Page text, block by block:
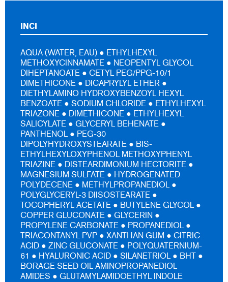
INCI
AQUA (WATER, EAU) ● ETHYLHEXYL
METHOXYCINNAMATE ● NEOPENTYL GLYCOL
DIHEPTANOATE ● CETYL PEG/PPG-10/1
DIMETHICONE ● DICAPRYLYL ETHER ●
DIETHYLAMINO HYDROXYBENZOYL HEXYL
BENZOATE ● SODIUM CHLORIDE ● ETHYLHEXYL
TRIAZONE ● DIMETHICONE ● ETHYLHEXYL
SALICYLATE ● GLYCERYL BEHENATE ●
PANTHENOL ● PEG-30
DIPOLYHYDROXYSTEARATE ● BIS-
ETHYLHEXYLOXYPHENOL METHOXYPHENYL
TRIAZINE ● DISTEARDIMONIUM HECTORITE ●
MAGNESIUM SULFATE ● HYDROGENATED
POLYDECENE ● METHYLPROPANEDIOL ●
POLYGLYCERYL-3 DIISOSTEARATE ●
TOCOPHERYL ACETATE ● BUTYLENE GLYCOL ●
COPPER GLUCONATE ● GLYCERIN ●
PROPYLENE CARBONATE ● PROPANEDIOL ●
TRIACONTANYL PVP ● XANTHAN GUM ● CITRIC
ACID ● ZINC GLUCONATE ● POLYQUATERNIUM-
61 ● HYALURONIC ACID ● SILANETRIOL ● BHT ●
BORAGE SEED OIL AMINOPROPANEDIOL
AMIDES ● GLUTAMYLAMIDOETHYL INDOLE